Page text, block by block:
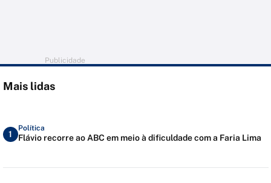
Publicidade
Mais lidas
1
Política
Flávio recorre ao ABC em meio à dificuldade com a Faria Lima